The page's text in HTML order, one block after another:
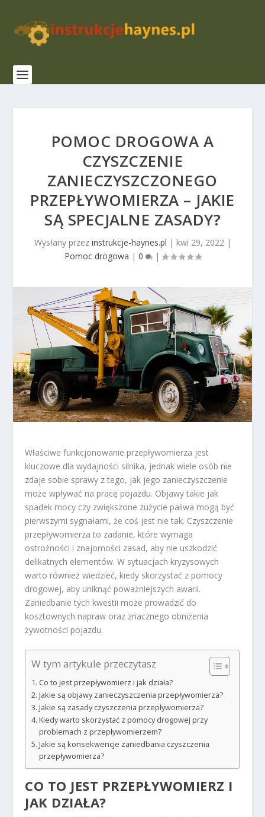
POMOC DROGOWA A
CZYSZCZENIE
ZANIECZYSZCZONEGO
PRZEPŁYWOMIERZA – JAKIE
SĄ SPECJALNE ZASADY?
Wysłany przez instrukcje-haynes.pl | kwi 29, 2022|
Pomoc drogowa | 0 |
Właściwe funkcjonowanie przepływomierza jest
kluczowe dla wydajności silnika, jednak wiele osób nie
zdaje sobie sprawy z tego, jak jego zanieczyszczenie
może wpływać na pracę pojazdu. Objawy takie jak
spadek mocy czy zwiększone zużycie paliwa mogą być
pierwszymi sygnałami, że coś jest nie tak. Czyszczenie
przepływomierza to zadanie, które wymaga
ostrożności i znajomości zasad, aby nie uszkodzić
delikatnych elementów. W sytuacjach kryzysowych
warto również wiedzieć, kiedy skorzystać z pomocy
drogowej, aby uniknąć poważniejszych awarii.
Zaniedbanie tych kwestii może prowadzić do
kosztownych napraw oraz znacznego obniżenia
żywotności pojazdu.
W tym artykule przeczytasz
Co to jest przepływomierz i jak działa?
Jakie są objawy zanieczyszczenia przepływomierza?
Jakie są zasady czyszczenia przepływomierza?
Kiedy warto skorzystać z pomocy drogowej przy
problemach z przepływomierzem?
Jakie są konsekwencje zaniedbania czyszczenia
przepływomierza?
CO TO JEST PRZEPŁYWOMIERZ I
JAK DZIAŁA?